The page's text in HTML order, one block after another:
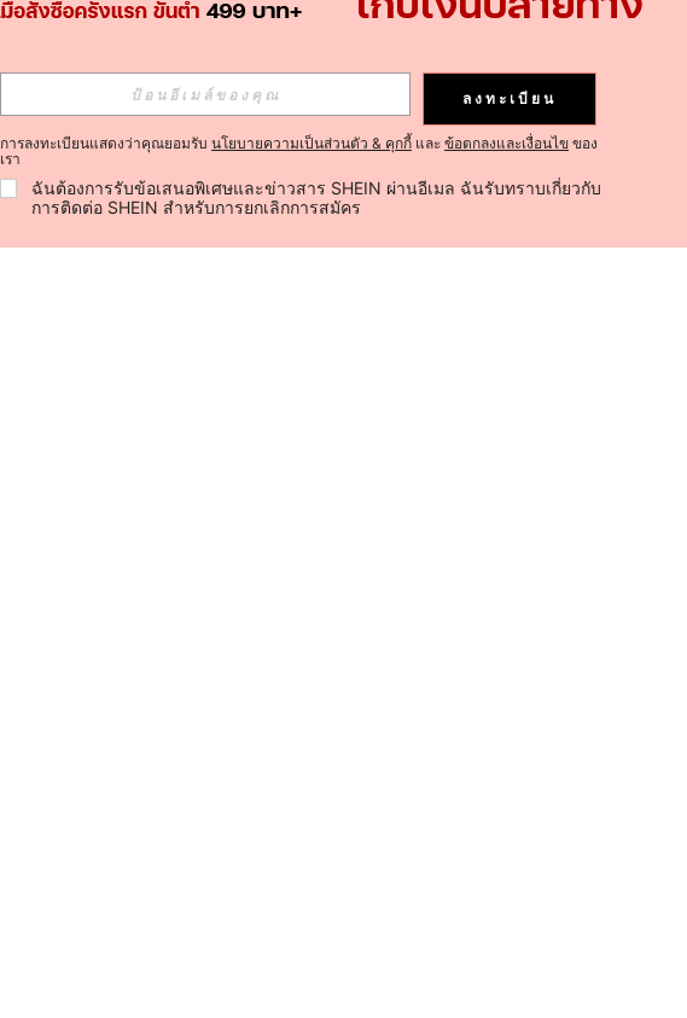
ลงทะเบียน
การลงทะเบียนแสดงว่าคุณยอมรับ นโยบายความเป็นส่วนตัว & คุกกี้ และ ข้อตกลงและเงื่อนไข ของ
เรา
ฉันต้องการรับข้อเสนอพิเศษและข่าวสาร SHEIN ผ่านอีเมล ฉันรับทราบเกี่ยวกับ
การติดต่อ SHEIN สำหรับการยกเลิกการสมัคร